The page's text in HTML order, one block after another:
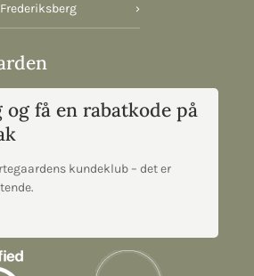
›
få en rabatkode på
kundeklub – det er